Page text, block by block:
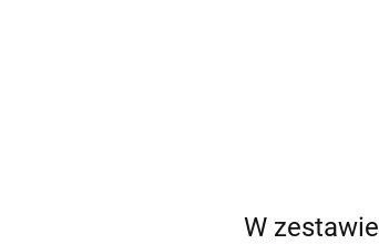
W zestawie